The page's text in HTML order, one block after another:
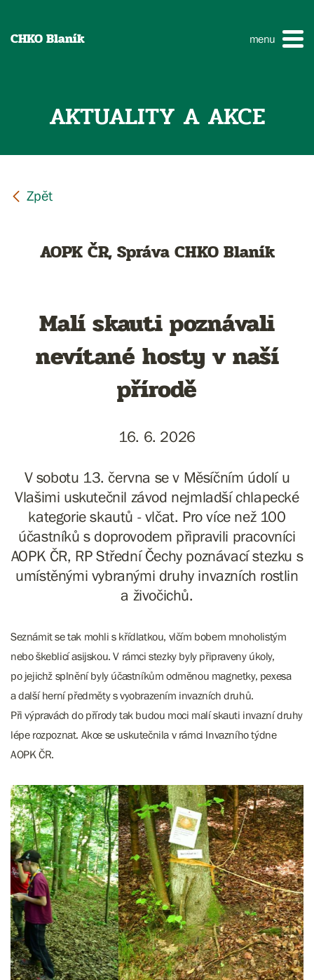
CHKO Blaník menu
AKTUALITY A AKCE
AOPK ČR, Správa CHKO Blaník
Malí skauti poznávali
nevítané hosty v naší
přírodě
16. 6. 2026
V sobotu 13. června se v Měsíčním údolí u
Vlašimi uskutečnil závod nejmladší chlapecké
kategorie skautů - vlčat. Pro více než 100
účastníků s doprovodem připravili pracovníci
AOPK ČR, RP Střední Čechy poznávací stezku s
umístěnými vybranými druhy invazních rostlin
a živočichů.
Seznámit se tak mohli s křídlatkou, vlčím bobem mnoholistým
nebo škeblicí asijskou. V rámci stezky byly připraveny úkoly,
po jejichž splnění byly účastníkům odměnou magnetky, pexesa
a další herní předměty s vyobrazením invazních druhů.
Při výpravách do přírody tak budou moci malí skauti invazní druhy
lépe rozpoznat. Akce se uskutečnila v rámci Invazního týdne
AOPK ČR.